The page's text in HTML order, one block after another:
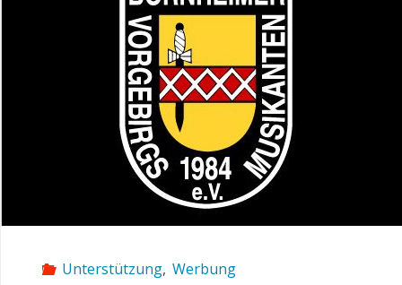
Unterstützung, Werbung